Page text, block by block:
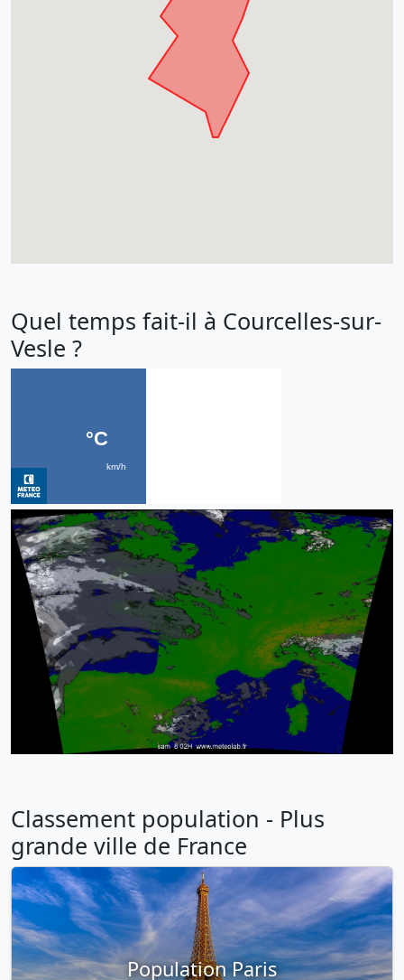
Quel temps fait-il à Courcelles-sur-
Vesle ?
Classement population - Plus
grande ville de France
Population Paris